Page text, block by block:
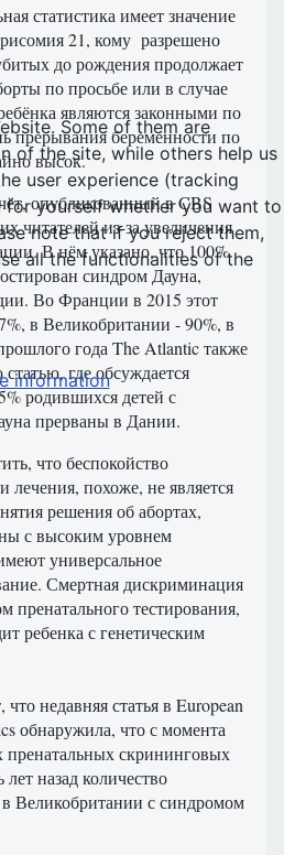
статистика имеет значение
21, кому разрешено
до рождения продолжает
по просьбе или в случае
являются законными по
прерывания беременности по
высок.
опубликованный в CBS
читателей из-за увеличения
В нём указано, что 100%
синдром Дауна,
Во Франции в 2015 этот
в Великобритании - 90%, в
года The Atlantic также
где обсуждается
родившихся детей с
прерваны в Дании.
что беспокойство
лечения, похоже, не является
решения об абортах,
с высоким уровнем
универсальное
Смертная дискриминация
пренатального тестирования,
ребенка с генетическим
недавняя статья в European
обнаружила, что с момента
скрининговых
назад количество
Великобритании с синдромом
Some of them are
of the site, while others help us
user experience (tracking
for yourself whether you want to
note that if you reject them,
all the functionalities of the
information